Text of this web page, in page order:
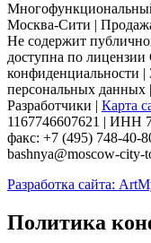
Москва-Сити |
Не содержит
доступна по лицензии
конфиденциальности |
персональных данных
Разработчики | Карта
1167746607621 | ИНН
факс: +7 (495) 748-40-
bashnya@moscow-city-
Разработка сайта:
Политика